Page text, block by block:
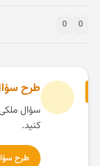
0
0
طرح
سؤال
کنید.
طرح